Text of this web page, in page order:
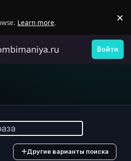
Learn more. ×
Войти
Другие варианты поиска